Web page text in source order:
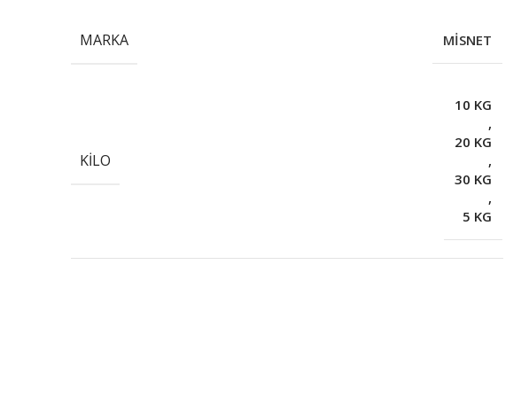
MARKA MİSNET
KILO
10 KG
,
20 KG
,
30 KG
,
5 KG